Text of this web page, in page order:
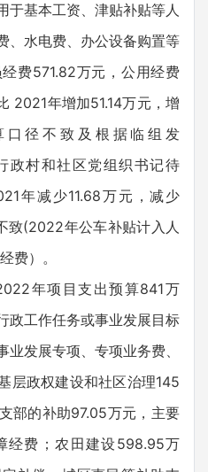
于基本工资、津贴补贴等人
、水电费、办公设备购置等
费571.82万元，公用经费
2021年增加51.14万元，增
口径不致及根据临组发
政村和社区党组织书记待
年减少11.68万元，减少
致(2022年公车补贴计入人
费）。
年项目支出预算841万
政工作任务或事业发展目标
发展专项、专项业务费、
层政权建设和社区治理145
部的补助97.05万元，主要
经费；农田建设598.95万